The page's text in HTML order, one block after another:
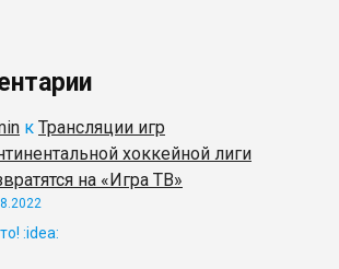
к Трансляции игр
хоккейной лиги
на «Игра ТВ»
:idea: